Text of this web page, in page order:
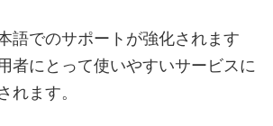
語でのサポートが強化されます
者にとって使いやすいサービスに
れます。